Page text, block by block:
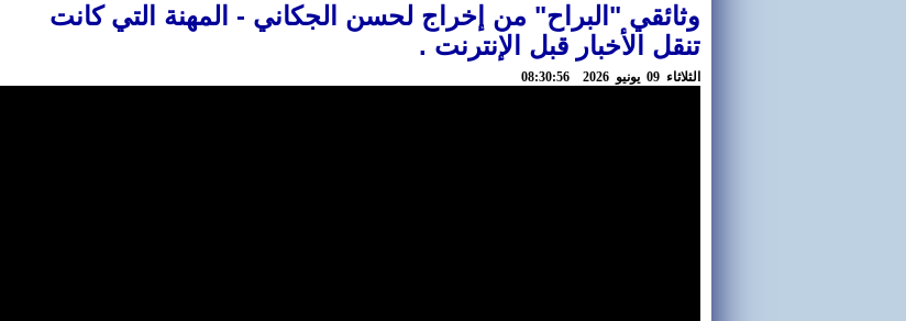
وثائقي "البراح" من إخراج لحسن الجكاني - المهنة التي كانت
تنقل الأخبار قبل الإنترنت .
الثلاثاء 09 يونيو 2026 08:30:56